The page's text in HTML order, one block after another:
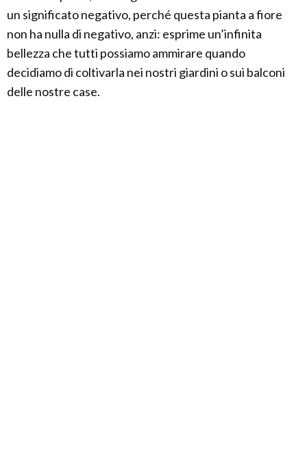
un significato negativo, perché questa pianta a fiore
non ha nulla di negativo, anzi: esprime un’infinita
bellezza che tutti possiamo ammirare quando
decidiamo di coltivarla nei nostri giardini o sui balconi
delle nostre case.